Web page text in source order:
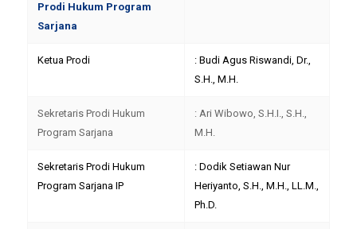
Prodi Hukum Program
Sarjana
Ketua Prodi
: Budi Agus Riswandi, Dr.,
S.H., M.H.
Sekretaris Prodi Hukum
Program Sarjana
: Ari Wibowo, S.H.I., S.H.,
M.H.
Sekretaris Prodi Hukum
Program Sarjana IP
: Dodik Setiawan Nur
Heriyanto, S.H., M.H., LL.M.,
Ph.D.